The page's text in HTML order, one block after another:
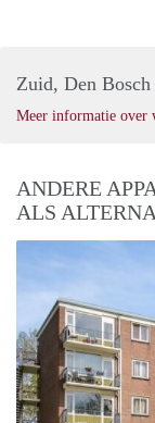
Zuid, Den Bosch
Meer informatie over
ANDERE
ALS